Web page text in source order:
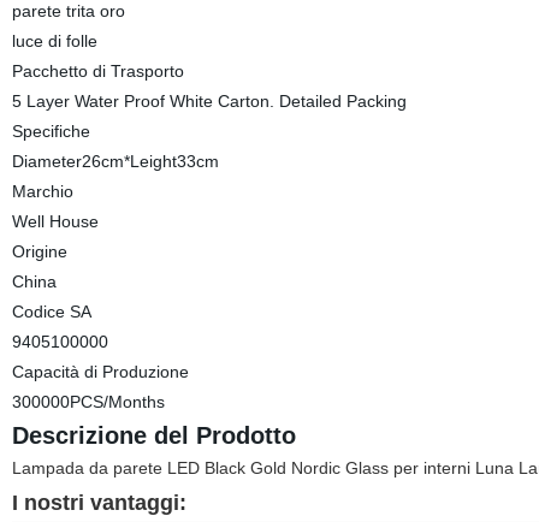
parete trita oro
luce di folle
Pacchetto di Trasporto
5 Layer Water Proof White Carton. Detailed Packing
Specifiche
Diameter26cm*Leight33cm
Marchio
Well House
Origine
China
Codice SA
9405100000
Capacità di Produzione
300000PCS/Months
Descrizione del Prodotto
Lampada da parete LED Black Gold Nordic Glass per interni Luna
I nostri vantaggi: